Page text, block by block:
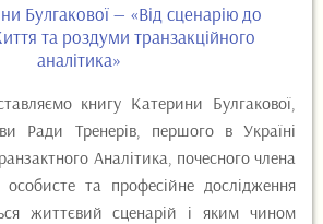
Булгакової — «Від сценарію до
та роздуми транзакційного
аналітика»
книгу Катерини Булгакової,
Ради Тренерів, першого в Україні
Аналітика, почесного члена
та професійне дослідження
життєвий сценарій і яким чином